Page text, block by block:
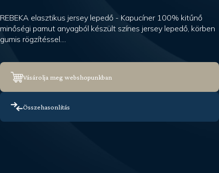
REBEKA elasztikus jersey lepedő - Kapucíner 100% kitűnő
minőségi pamut anyagból készült színes jersey lepedő, körben
gumis rögzítéssel....
Vásárolja meg webshopunkban
Összehasonlítás